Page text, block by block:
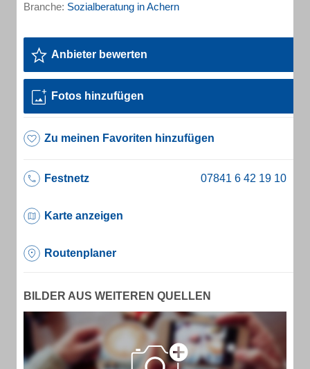
Branche: Sozialberatung in Achern
Anbieter bewerten
Fotos hinzufügen
Zu meinen Favoriten hinzufügen
Festnetz
Karte anzeigen
Routenplaner
BILDER AUS WEITEREN QUELLEN